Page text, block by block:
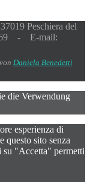
Peschiera del
- E-mail:
Daniela Benedetti
die Verwendung
esperienza di
questo sito senza
"Accetta" permetti